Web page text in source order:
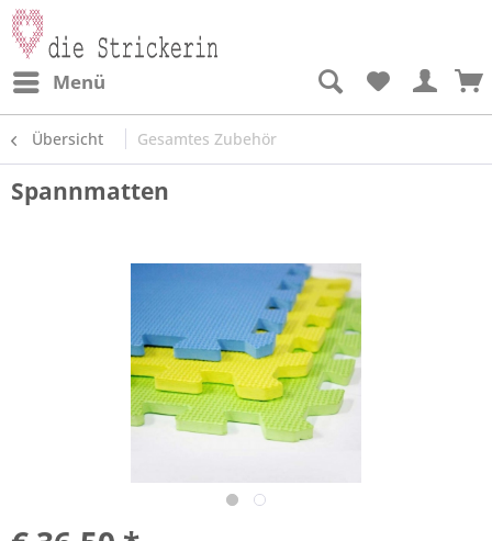
Menü
Übersicht Gesamtes Zubehör
Spannmatten